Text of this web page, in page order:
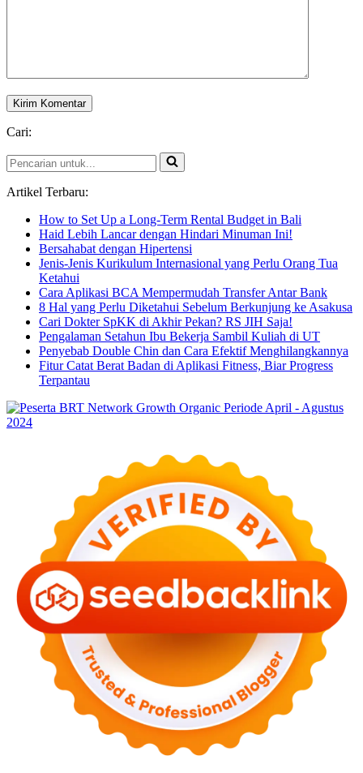
Cari:
Pencarian
untuk...
Artikel Terbaru:
How to Set Up a Long-Term Rental Budget in Bali
Haid Lebih Lancar dengan Hindari Minuman Ini!
Bersahabat dengan Hipertensi
Jenis-Jenis Kurikulum Internasional yang Perlu Orang Tua
Ketahui
Cara Aplikasi BCA Mempermudah Transfer Antar Bank
8 Hal yang Perlu Diketahui Sebelum Berkunjung ke Asakusa
Cari Dokter SpKK di Akhir Pekan? RS JIH Saja!
Pengalaman Setahun Ibu Bekerja Sambil Kuliah di UT
Penyebab Double Chin dan Cara Efektif Menghilangkannya
Fitur Catat Berat Badan di Aplikasi Fitness, Biar Progress
Terpantau